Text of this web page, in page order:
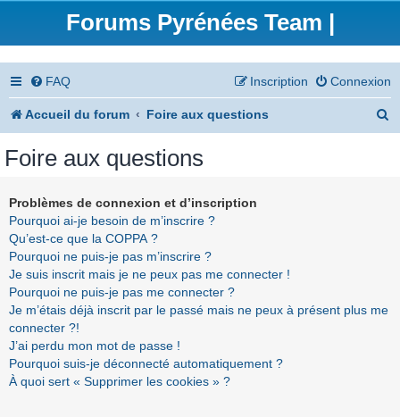
Forums Pyrénées Team |
FAQ Connexion
Inscription
Accueil du forum Foire aux questions
Foire aux questions
Problèmes de connexion et d’inscription
Pourquoi ai-je besoin de m’inscrire ?
Qu’est-ce que la COPPA ?
Pourquoi ne puis-je pas m’inscrire ?
Je suis inscrit mais je ne peux pas me connecter !
Pourquoi ne puis-je pas me connecter ?
Je m’étais déjà inscrit par le passé mais ne peux à présent plus me
connecter ?!
J’ai perdu mon mot de passe !
Pourquoi suis-je déconnecté automatiquement ?
À quoi sert « Supprimer les cookies » ?